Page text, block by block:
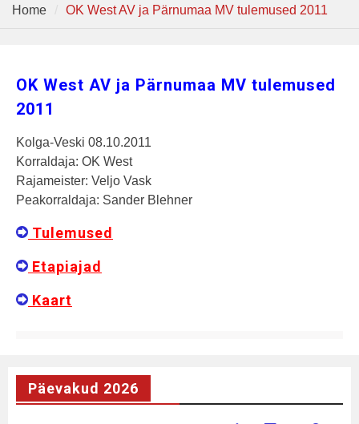
Home OK West AV ja Pärnumaa MV tulemused 2011
OK West AV ja Pärnumaa MV tulemused
2011
Kolga-Veski 08.10.2011
Korraldaja: OK West
Rajameister: Veljo Vask
Peakorraldaja: Sander Blehner
Tulemused
Etapiajad
Kaart
Päevakud 2026